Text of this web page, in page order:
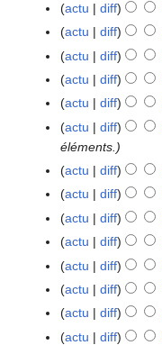
0
e
m
b
0
2
actu
diff
actu
diff
actu
diff
actu
diff
actu
diff
2
m
2
0
2
actu diff
éléments.
1
2
2
0
2
actu diff
6
e
actu diff
actu
diff
actu
diff
2
9
actu diff
2
8
actu diff
2
7
actu diff
actu
diff